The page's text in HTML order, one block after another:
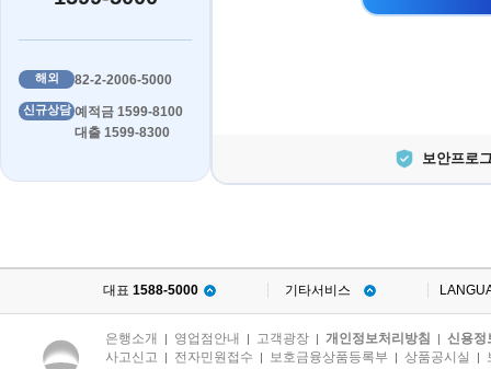
해외 82-2-2006-5000
신규상담 예적금 1599-8100
대출 1599-8300
보안프로
대표 1588-5000 기타서비스
은행소개 | 영업점안내 | 고객광장 | 개인정보처리방침 | 신용정
사고신고 | 전자민원접수 | 보호금융상품등록부 | 상품공시실 |